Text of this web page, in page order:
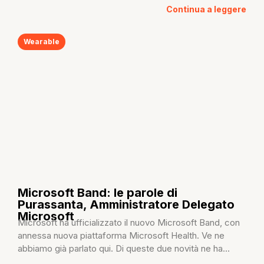
Continua a leggere
Wearable
Microsoft Band: le parole di
Purassanta, Amministratore Delegato
Microsoft
Microsoft ha ufficializzato il nuovo Microsoft Band, con
annessa nuova piattaforma Microsoft Health. Ve ne
abbiamo già parlato qui. Di queste due novità ne ha...